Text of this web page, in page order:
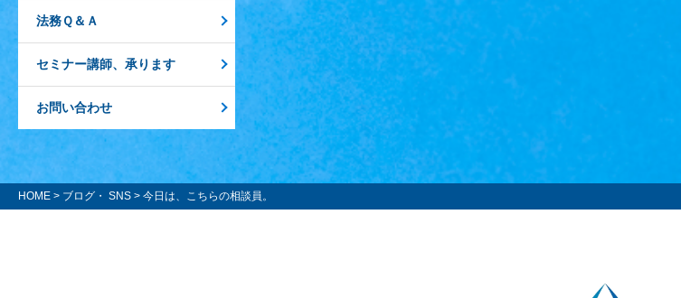
法務Ｑ＆Ａ
セミナー講師、承ります
お問い合わせ
HOME > ブログ・ SNS > 今日は、こちらの相談員。